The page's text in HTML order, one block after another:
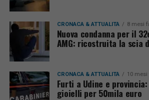
CRONACA & ATTUALITÀ 8 mesi
Nuova condanna per il
AMG: ricostruita la scia
CRONACA & ATTUALITÀ 10 mesi
Furti a Udine e
gioielli per 50mila euro